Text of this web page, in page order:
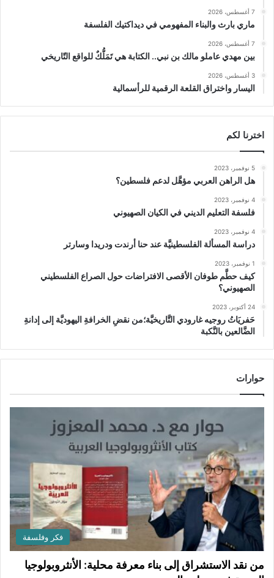
7 أغسطس، 2026
ماري بارث والبناء المفهومي في ديداكتيك الفلسفة
7 أغسطس، 2026
بين مهدي عاملو مالك بن نبي.. الكتابة هي تَمَلُّكٌ للواقع التّاريخي
3 أغسطس، 2026
اليسار واختراق القلعة الرقمية للرأسمالية
اخترنا لكم
5 نوفمبر، 2023
هل الراهن العربي مؤهَّل لدعم فلسطين؟
4 نوفمبر، 2023
فلسفة التعليم الديني في الكيان الصهيوني
4 نوفمبر، 2023
دراسة المسألة الفلسطينيَّة عند حنا أرندت ودريدا وسارتر
1 نوفمبر، 2023
كيف حطَّم طوفان الأقصى الافتراضات حول الصراع الفلسطيني
الصهيوني؟
24 أكتوبر، 2023
حَفريَاتُ روجيه غارودي التَّاريخيَّة؛من نقضِ الخرافةِ اليهوديَّة إلى إدانةِ
الضَّالعين بالنَّكبة
حوارات
فكر وفلسفة
من نقد الاستشراق إلى بناء معرفة محلية: الأنثروبولوجيا